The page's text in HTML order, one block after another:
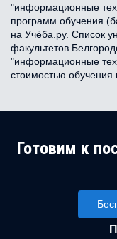
"информационные
программ обучения
на Учёба.ру. Список
факультетов
"информационные
стоимостью
Готовим к